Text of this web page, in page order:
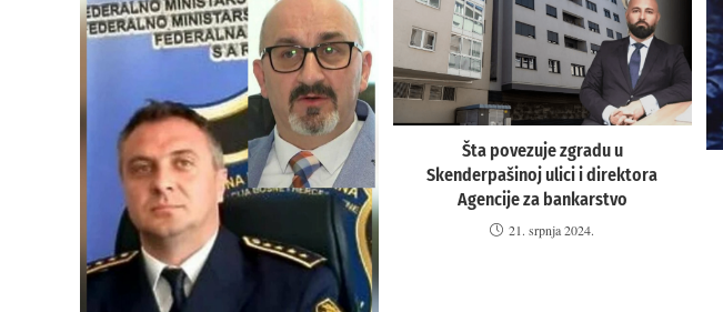
Šta povezuje zgradu u
Skenderpašinoj ulici i direktora
Agencije za bankarstvo
21. srpnja 2024.